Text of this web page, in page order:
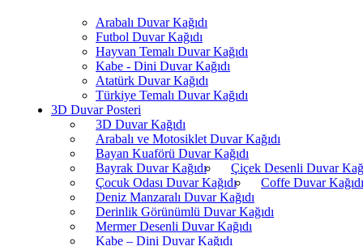
Arabalı Duvar Kağıdı
Futbol Duvar Kağıdı
Hayvan Temalı Duvar Kağıdı
Kabe - Dini Duvar Kağıdı
Atatürk Duvar Kağıdı
Türkiye Temalı Duvar Kağıdı
3D Duvar Posteri
3D Duvar Kağıdı
Arabalı ve Motosiklet Duvar Kağıdı
Bayan Kuaförü Duvar Kağıdı
Bayrak Duvar Kağıdı
Çiçek Desenli Duvar
Çocuk Odası Duvar Kağıdı
Coffe Duvar Kağıdı
Deniz Manzaralı Duvar Kağıdı
Derinlik Görünümlü Duvar Kağıdı
Mermer Desenli Duvar Kağıdı
Kabe – Dini Duvar Kağıdı